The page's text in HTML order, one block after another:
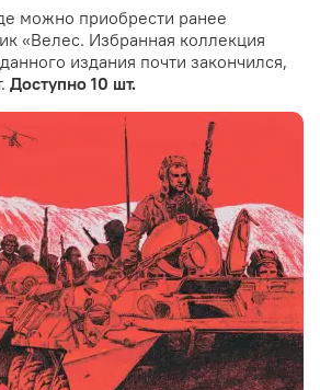
можно приобрести ранее
«Велес. Избранная коллекция
издания почти закончился,
Доступно 10 шт.